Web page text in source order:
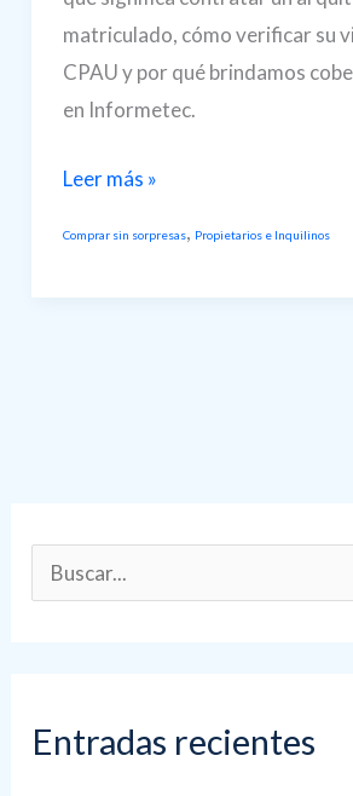
matriculado, cómo verificar su
CPAU y por qué brindamos
en Informetec.
¿Qué
para
tu
Leer más »
Comprar sin sorpresas, Propietarios e Inquilinos
u
a
Entradas recientes